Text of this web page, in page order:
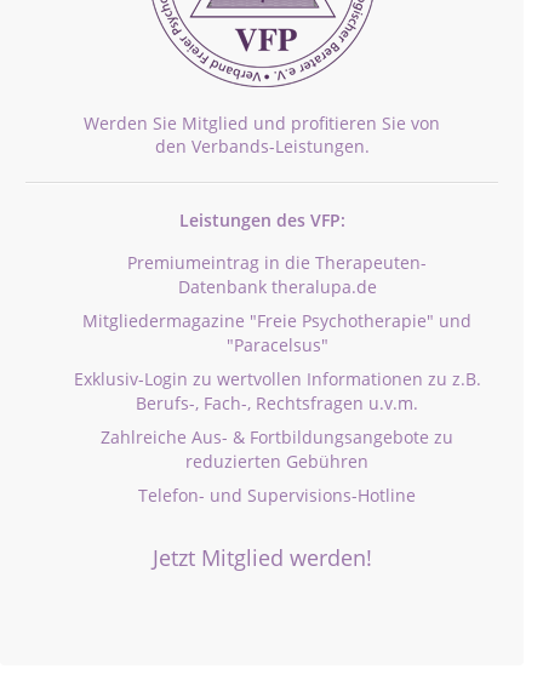
Werden Sie Mitglied und profitieren Sie von
den Verbands-Leistungen.
Leistungen des VFP:
Premiumeintrag in die Therapeuten-
Datenbank theralupa.de
Mitgliedermagazine "Freie Psychotherapie" und
"Paracelsus"
Exklusiv-Login zu wertvollen Informationen zu z.B.
Berufs-, Fach-, Rechtsfragen u.v.m.
Zahlreiche Aus- & Fortbildungsangebote zu
reduzierten Gebühren
Telefon- und Supervisions-Hotline
Jetzt Mitglied werden!